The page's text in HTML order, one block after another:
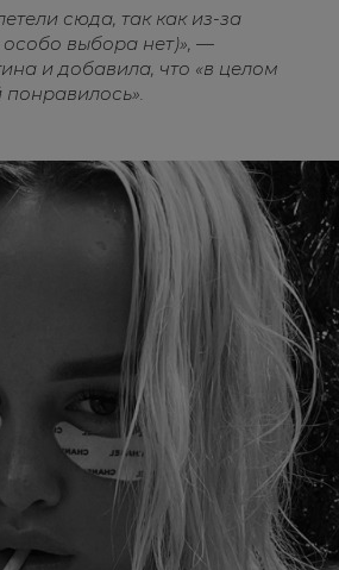
сюда, так как из-за
выбора нет)», —
и добавила, что «в целом